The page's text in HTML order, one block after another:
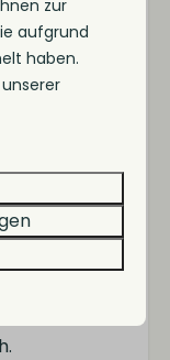
liegt direkt am
Sportplatz,
in
nur 2
die
und
zur
aufgrund
haben.